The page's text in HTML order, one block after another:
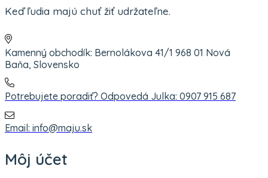
Keď ľudia majú chuť žiť udržateľne.
Kamenný obchodík: Bernolákova 41/1 968 01 Nová
Baňa, Slovensko
Potrebujete poradiť? Odpovedá Julka: 0907 915 687
Email: info@maju.sk
Môj účet